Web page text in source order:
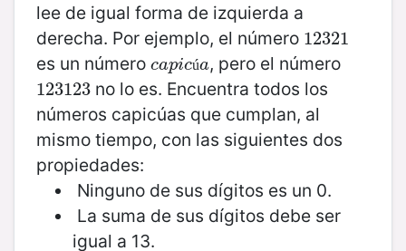
lee de igual forma de izquierda a
derecha. Por ejemplo, el número 12321
12321
es un número capicúa
capicúa, pero el número
123123
123123no lo es. Encuentra todos los
números capicúas que cumplan, al
mismo tiempo, con las siguientes dos
propiedades:
Ninguno de sus dígitos es un 0.
La suma de sus dígitos debe ser
igual a 13.